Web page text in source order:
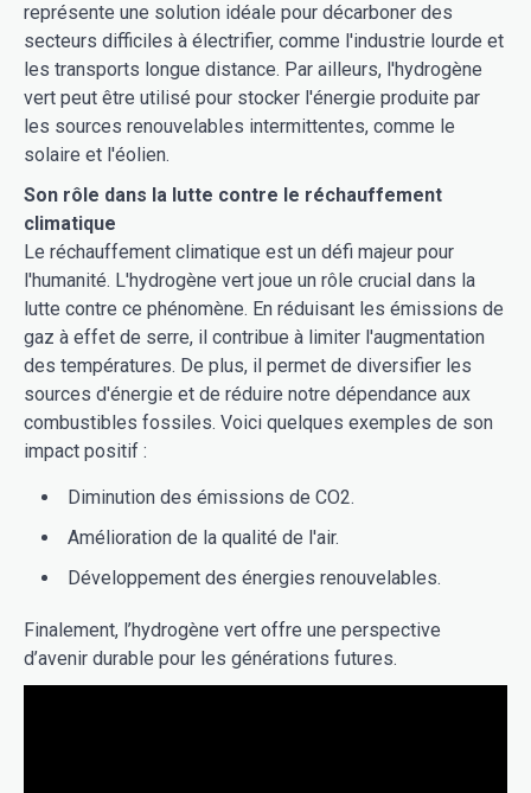
représente une solution idéale pour décarboner des
secteurs difficiles à électrifier, comme l'industrie lourde et
les transports longue distance. Par ailleurs, l'hydrogène
vert peut être utilisé pour stocker l'énergie produite par
les sources renouvelables intermittentes, comme le
solaire et l'éolien.
Son rôle dans la lutte contre le réchauffement
climatique
Le réchauffement climatique est un défi majeur pour
l'humanité. L'hydrogène vert joue un rôle crucial dans la
lutte contre ce phénomène. En réduisant les émissions de
gaz à effet de serre, il contribue à limiter l'augmentation
des températures. De plus, il permet de diversifier les
sources d'énergie et de réduire notre dépendance aux
combustibles fossiles. Voici quelques exemples de son
impact positif :
Diminution des émissions de CO2.
Amélioration de la qualité de l'air.
Développement des énergies renouvelables.
Finalement, l’hydrogène vert offre une perspective
d’avenir durable pour les générations futures.